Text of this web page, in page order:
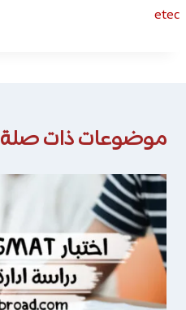
etec
موضوعات ذات صلة